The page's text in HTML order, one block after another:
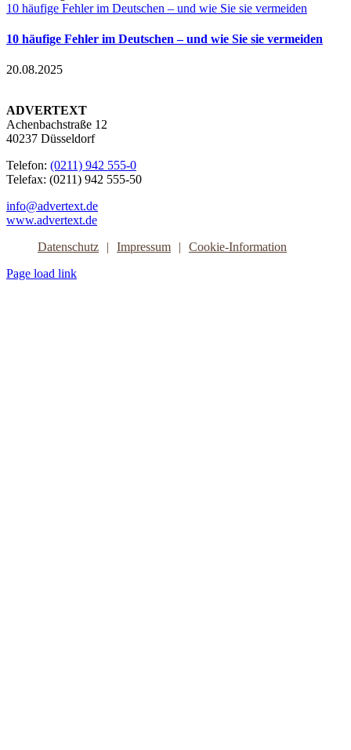
10 häufige Fehler im Deutschen – und wie Sie sie vermeiden
10 häufige Fehler im Deutschen – und wie Sie sie vermeiden
20.08.2025
ADVERTEXT
Achenbachstraße 12
40237 Düsseldorf
Telefon: (0211) 942 555-0
Telefax: (0211) 942 555-50
info@advertext.de
www.advertext.de
Datenschutz
Impressum
Cookie-Information
Page load link